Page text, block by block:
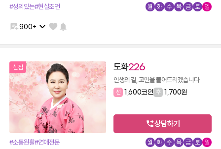
#성의있는#현실조언 월 화 수 목 금 토 일
900+
신점 도화226
인생의 길, 고민을 풀어드리겠습니다
선 1,600코인 후 1,700원
상담하기
#소통원활#연애전문 월 화 수 목 금 토 일